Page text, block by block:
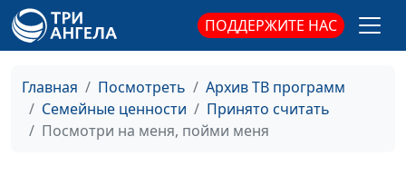
ПОДДЕРЖИТЕ НАС
Главная Посмотреть
Архив ТВ программ
Семейные ценности
Принято считать
Посмотри на меня, пойми меня
консультант по
семейным
Четыре фазы в браке
Юлия Синицына,
Раиса Островская,